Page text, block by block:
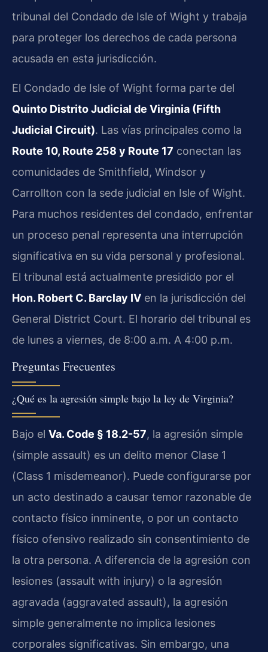
tribunal del Condado de Isle of Wight y trabaja
para proteger los derechos de cada persona
acusada en esta jurisdicción.
El Condado de Isle of Wight forma parte del
Quinto Distrito Judicial de Virginia (Fifth
Judicial Circuit). Las vías principales como la
Route 10, Route 258 y Route 17 conectan las
comunidades de Smithfield, Windsor y
Carrollton con la sede judicial en Isle of Wight.
Para muchos residentes del condado, enfrentar
un proceso penal representa una interrupción
significativa en su vida personal y profesional.
El tribunal está actualmente presidido por el
Hon. Robert C. Barclay IV en la jurisdicción del
General District Court. El horario del tribunal es
de lunes a viernes, de 8:00 a.m. A 4:00 p.m.
Preguntas Frecuentes
¿Qué es la agresión simple bajo la ley de Virginia?
Bajo el Va. Code § 18.2-57, la agresión simple
(simple assault) es un delito menor Clase 1
(Class 1 misdemeanor). Puede configurarse por
un acto destinado a causar temor razonable de
contacto físico inminente, o por un contacto
físico ofensivo realizado sin consentimiento de
la otra persona. A diferencia de la agresión con
lesiones (assault with injury) o la agresión
agravada (aggravated assault), la agresión
simple generalmente no implica lesiones
corporales significativas. Sin embargo, una